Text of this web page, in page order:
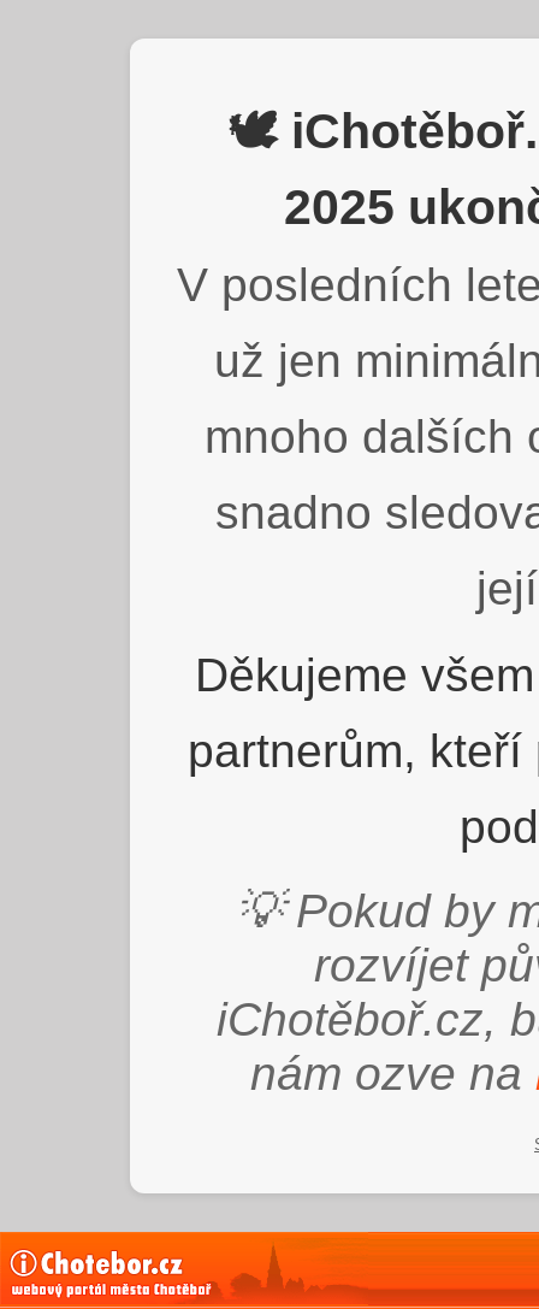
🕊️
2025
V posledních
už jen
mnoho dalších
snadno
Děkujeme
partnerům,
💡 Pokud by
rozvíjet
iChotěboř.cz,
nám ozve na